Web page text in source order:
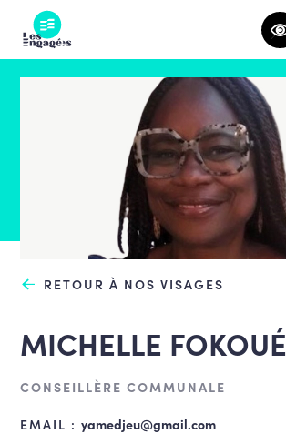
content
RETOUR À NOS VISAGES
MICHELLE FOKOUÉ
CONSEILLÈRE COMMUNALE
EMAIL :yamedjeu@gmail.com